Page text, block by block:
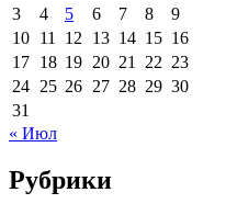
3
4 5 6 7 8
9
10 11 12 13 14 15 16
17 18 19 20 21 22 23
24 25 26 27 28 29 30
31
« Июл
Рубрики